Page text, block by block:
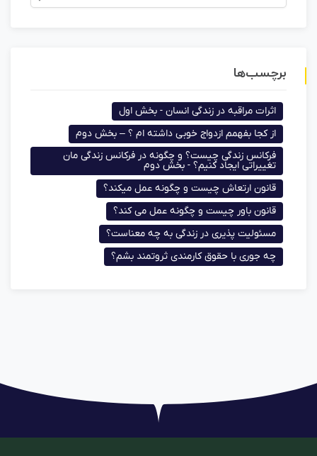
برچسب‌ها
اثرات مراقبه در زندگی انسان - بخش اول
از کجا بفهمم ازدواج خوبی داشته ام ؟ – بخش دوم
فرکانس زندگی چیست؟ و چگونه در فرکانس زندگی مان
تغییراتی ایجاد کنیم؟ - بخش دوم
قانون ارتعاش چیست و چگونه عمل میکند؟
قانون باور چیست و چگونه عمل می کند؟
مسئولیت پذیری در زندگی به چه معناست؟
چه جوری با حقوق کارمندی ثروتمند بشم؟